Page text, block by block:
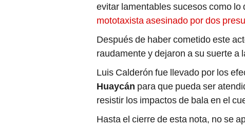
evitar lamentables sucesos como lo
mototaxista asesinado por dos
Después de haber cometido este
raudamente y dejaron a su suerte a
Luis Calderón fue llevado por los
Huaycán para que pueda ser
resistir los impactos de bala en el
Hasta el cierre de esta nota, no se